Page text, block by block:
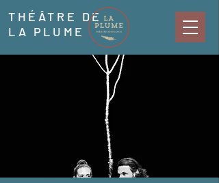
THÉÂTRE DE
LA PLUME